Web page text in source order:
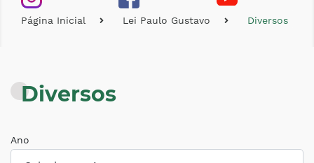
Página Inicial Lei Paulo Gustavo Diversos
Diversos
Ano